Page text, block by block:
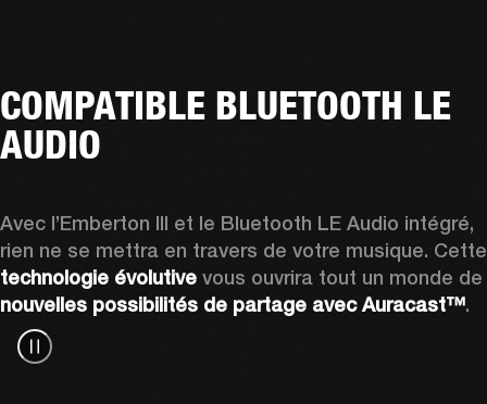
COMPATIBLE BLUETOOTH LE
AUDIO
Avec l’Emberton III et le Bluetooth LE Audio intégré,
technologie évolutive
nouvelles possibilités de partage avec Auracast™.